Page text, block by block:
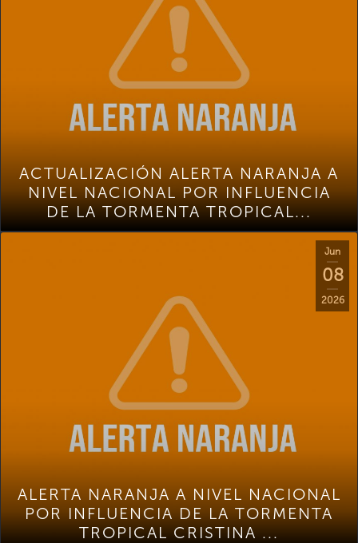
ACTUALIZACIÓN ALERTA NARANJA A
NIVEL NACIONAL POR INFLUENCIA
DE LA TORMENTA TROPICAL...
Jun
08
2026
ALERTA NARANJA A NIVEL NACIONAL
POR INFLUENCIA DE LA TORMENTA
TROPICAL CRISTINA ...